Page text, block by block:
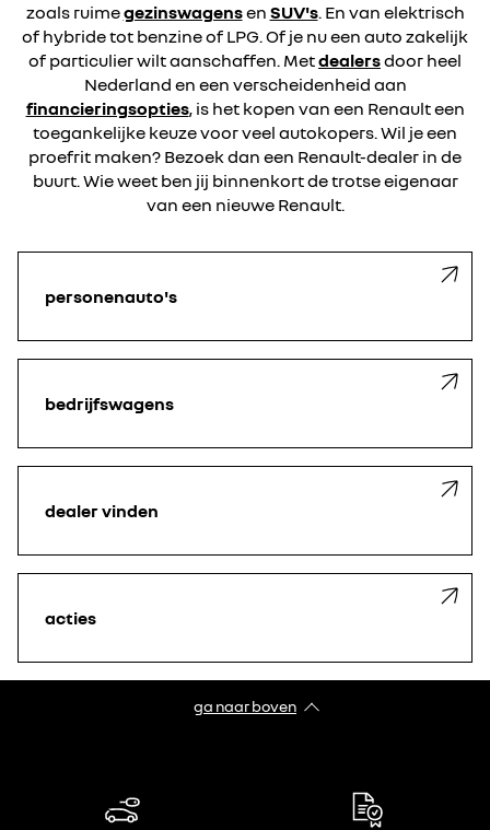
zoals ruimegezinswagensen SUV's. En van elektrisch
of hybride tot benzine of LPG. Of je nu een auto zakelijk
of particulier wilt aanschaffen. Metdealersdoor heel
Nederland en een verscheidenheid aan
financieringsopties, is het kopen van een Renault een
toegankelijke keuze voor veel autokopers. Wil je een
proefrit maken? Bezoek dan een Renault-dealer in de
buurt. Wie weet ben jij binnenkort de trotse eigenaar
van een nieuwe Renault.
personenauto's
bedrijfswagens
dealer vinden
acties
ga naar boven